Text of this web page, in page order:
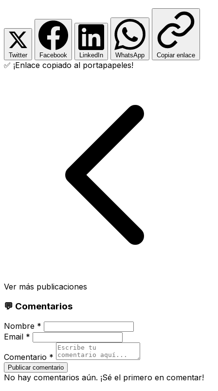
Twitter Facebook LinkedIn WhatsApp Copiar enlace
✅ ¡Enlace copiado al portapapeles!
Ver más publicaciones
💬 Comentarios
Nombre *
Email *
Comentario *
Publicar comentario
No hay comentarios aún. ¡Sé el primero en comentar!